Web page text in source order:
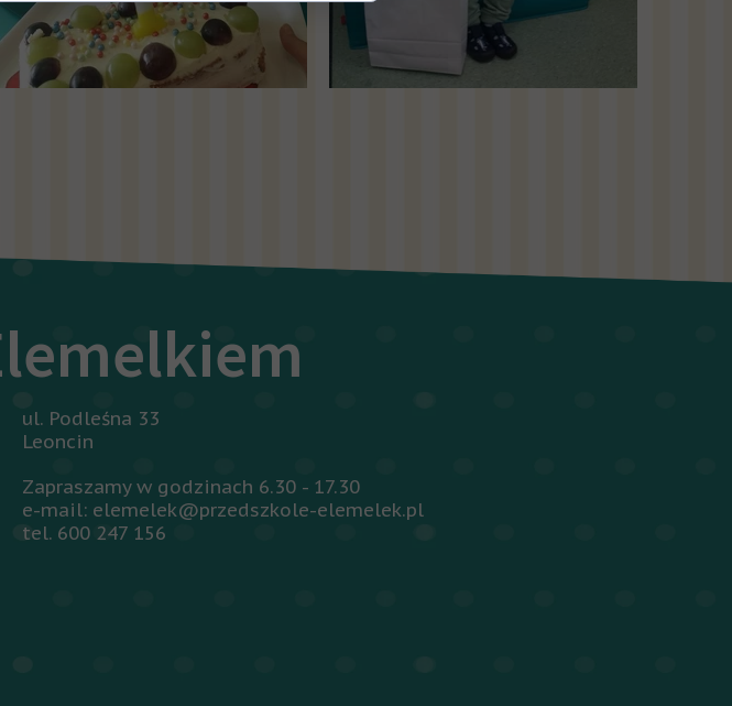
ul. Podleśna 33
Leoncin
Zapraszamy w godzinach 6.30 - 17.30
e-mail: elemelek@przedszkole-elemelek.pl
tel. 600 247 156